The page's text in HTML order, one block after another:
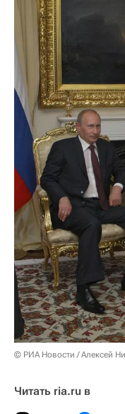
© РИА Новости / Алексей
Читать ria.ru в